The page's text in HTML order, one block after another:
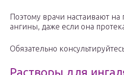
Поэтому врачи настаивают
ангины, даже если она
Обязательно